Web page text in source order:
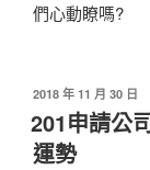
們心動瞭嗎?
發
於
2018 年 11 月 30 日
201申請公
運勢